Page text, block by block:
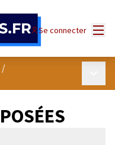
Se connecter
/